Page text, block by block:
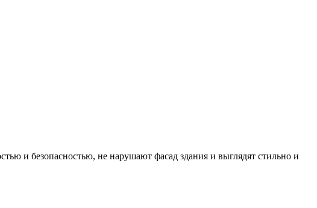
и безопасностью, не нарушают фасад здания и выглядят стильно и